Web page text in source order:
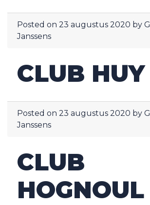
Posted on 23 augustus 2020 by
Janssens
CLUB HUY
Posted on 23 augustus 2020 by
Janssens
CLUB
HOGNOUL